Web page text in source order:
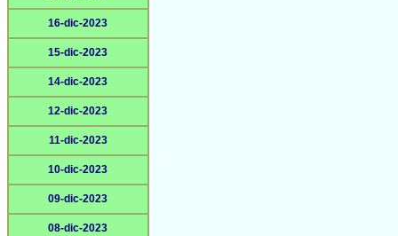
16-dic-2023
15-dic-2023
14-dic-2023
12-dic-2023
11-dic-2023
10-dic-2023
09-dic-2023
08-dic-2023